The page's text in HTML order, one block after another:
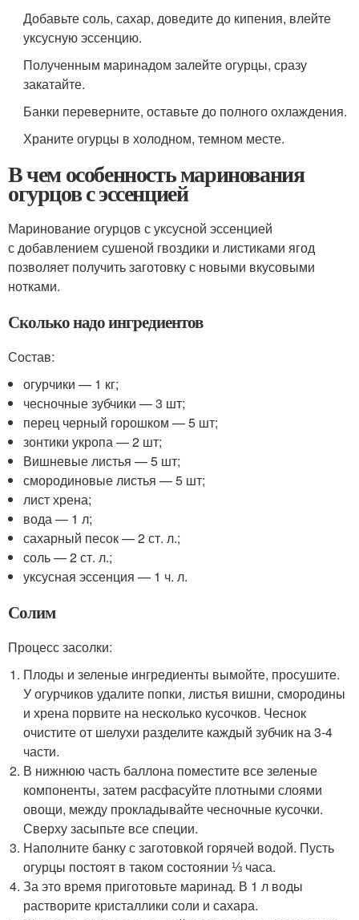
Добавьте соль, сахар, доведите до кипения, влейте
уксусную эссенцию.
Полученным маринадом залейте огурцы, сразу
закатайте.
Банки переверните, оставьте до полного охлаждения.
Храните огурцы в холодном, темном месте.
В чем особенность маринования
огурцов с эссенцией
Маринование огурцов с уксусной эссенцией
с добавлением сушеной гвоздики и листиками ягод
позволяет получить заготовку с новыми вкусовыми
нотками.
Сколько надо ингредиентов
Состав:
огурчики — 1 кг;
чесночные зубчики — 3 шт;
перец черный горошком — 5 шт;
зонтики укропа — 2 шт;
Вишневые листья — 5 шт;
смородиновые листья — 5 шт;
лист хрена;
вода — 1 л;
сахарный песок — 2 ст. л.;
соль — 2 ст. л.;
уксусная эссенция — 1 ч. л.
Солим
Процесс засолки:
Плоды и зеленые ингредиенты вымойте, просушите.
У огурчиков удалите попки, листья вишни, смородины
и хрена порвите на несколько кусочков. Чеснок
очистите от шелухи разделите каждый зубчик на 3-4
части.
В нижнюю часть баллона поместите все зеленые
компоненты, затем расфасуйте плотными слоями
овощи, между прокладывайте чесночные кусочки.
Сверху засыпьте все специи.
Наполните банку с заготовкой горячей водой. Пусть
огурцы постоят в таком состоянии ⅓ часа.
За это время приготовьте маринад. В 1 л воды
растворите кристаллики соли и сахара.